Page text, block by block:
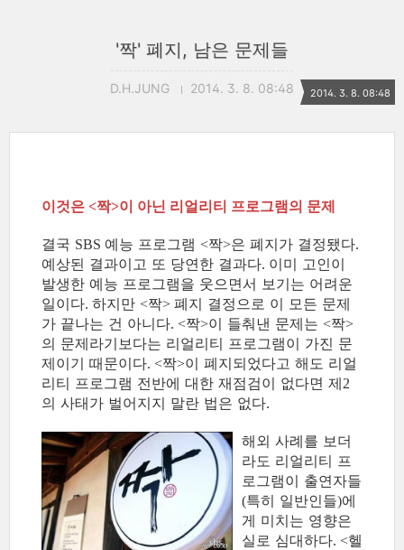
'짝' 폐지, 남은 문제들
D.H.JUNG 2014. 3. 8. 08:48 2014. 3. 8. 08:48
이것은 <짝>이 아닌 리얼리티 프로그램의 문제
결국 SBS 예능 프로그램 <짝>은 폐지가 결정됐다.
예상된 결과이고 또 당연한 결과다. 이미 고인이
발생한 예능 프로그램을 웃으면서 보기는 어려운
일이다. 하지만 <짝> 폐지 결정으로 이 모든 문제
가 끝나는 건 아니다. <짝>이 들춰낸 문제는 <짝>
의 문제라기보다는 리얼리티 프로그램이 가진 문
제이기 때문이다. <짝>이 폐지되었다고 해도 리얼
리티 프로그램 전반에 대한 재점검이 없다면 제2
의 사태가 벌어지지 말란 법은 없다.
해외 사례를 보더
라도 리얼리티 프
로그램이 출연자들
(특히 일반인들)에
게 미치는 영향은
실로 심대하다. <헬